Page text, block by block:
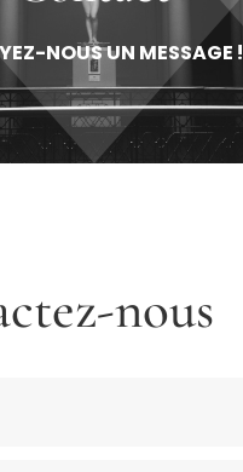
NOUS UN MESSAGE !
nous